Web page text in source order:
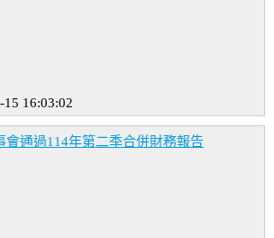
16:03:02
會通過114年第二季合併財務報告